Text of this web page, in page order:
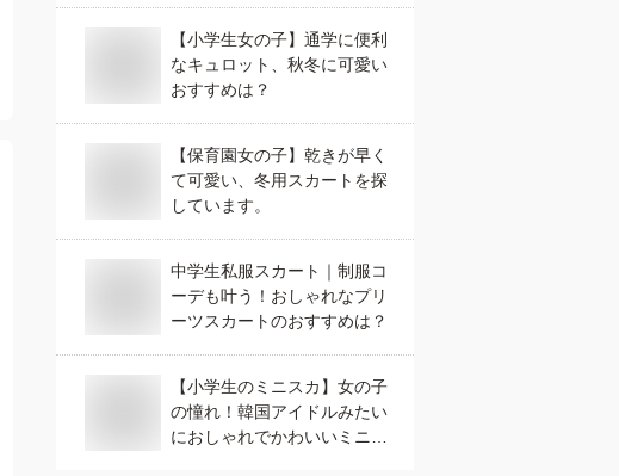
【小学生女の子】通学に便利
なキュロット、秋冬に可愛い
おすすめは？
【保育園女の子】乾きが早く
て可愛い、冬用スカートを探
しています。
中学生私服スカート｜制服コ
ーデも叶う！おしゃれなプリ
ーツスカートのおすすめは？
【小学生のミニスカ】女の子
の憧れ！韓国アイドルみたい
におしゃれでかわいいミニス